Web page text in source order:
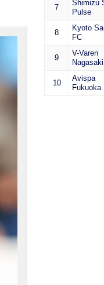
7
Shimizu
Pulse
8
Kyoto
FC
9
V-Varen
Nagasaki
10
Avispa
Fukuoka